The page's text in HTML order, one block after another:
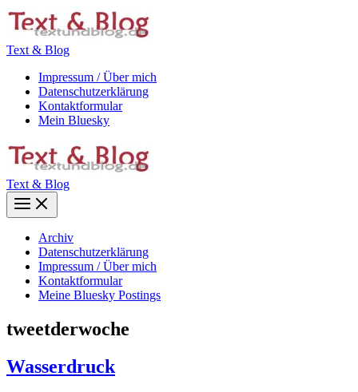
Zum
Inhalt
Text & Blog
Impressum / Über mich
Datenschutzerklärung
Kontaktformular
Mein Bluesky
Text & Blog
Main
Menu
Archiv
Datenschutzerklärung
Impressum / Über mich
Kontaktformular
Meine Bluesky Postings
tweetderwoche
Wasserdruck